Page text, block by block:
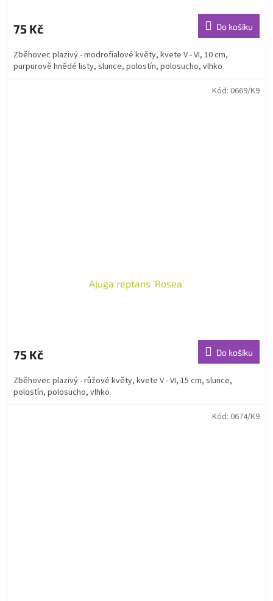
75 Kč Do košíku
Zběhovec plazivý - modrofialové květy, kvete V - VI, 10 cm,
purpurově hnědé listy, slunce, polostín, polosucho, vlhko
Ajuga reptans 'Rosea'
75 Kč Do košíku
Zběhovec plazivý - růžové květy, kvete V - VI, 15 cm, slunce,
polostín, polosucho, vlhko
Kód: 0669/K9
Kód: 0674/K9